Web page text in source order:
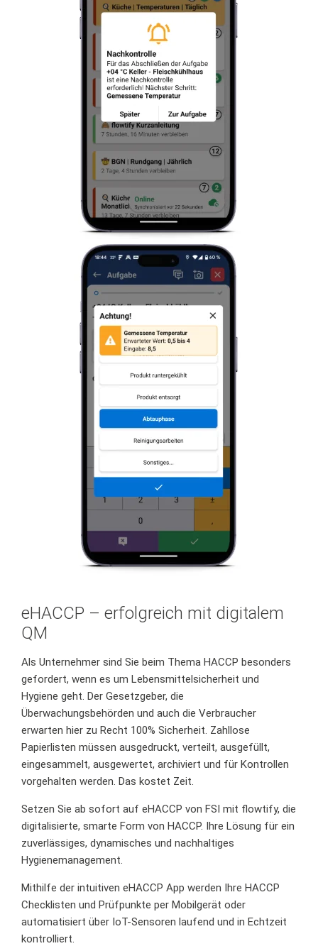
eHACCP – erfolgreich mit digitalem
QM
Als Unternehmer sind Sie beim Thema HACCP besonders
gefordert, wenn es um Lebensmittelsicherheit und
Hygiene geht. Der Gesetzgeber, die
Überwachungsbehörden und auch die Verbraucher
erwarten hier zu Recht 100% Sicherheit. Zahllose
Papierlisten müssen ausgedruckt, verteilt, ausgefüllt,
eingesammelt, ausgewertet, archiviert und für Kontrollen
vorgehalten werden. Das kostet Zeit.
Setzen Sie ab sofort auf eHACCP von FSI mit flowtify, die
digitalisierte, smarte Form von HACCP. Ihre Lösung für ein
zuverlässiges, dynamisches und nachhaltiges
Hygienemanagement.
Mithilfe der intuitiven eHACCP App werden Ihre HACCP
Checklisten und Prüfpunkte per Mobilgerät oder
automatisiert über IoT-Sensoren laufend und in Echtzeit
kontrolliert.